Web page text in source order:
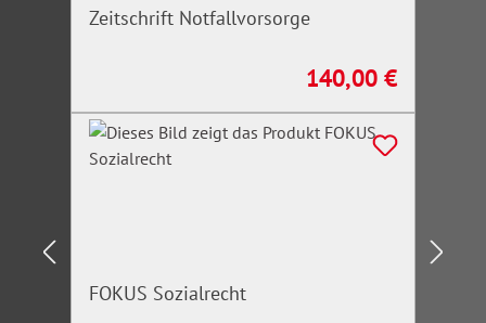
Zeitschrift Notfallvorsorge
Regulärer Preis:
140,00 €
FOKUS Sozialrecht